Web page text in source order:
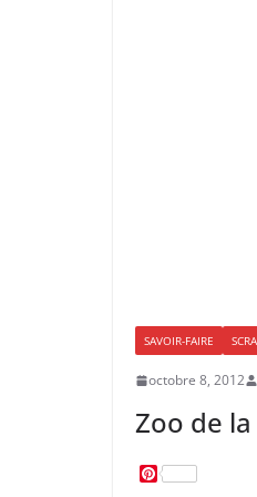
SAVOIR-FAIRE
octobre 8, 2012
Zoo de
P